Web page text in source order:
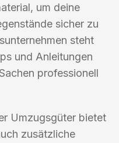
um deine
sicher zu
steht
und Anleitungen
professionell
Umzugsgüter bietet
zusätzliche